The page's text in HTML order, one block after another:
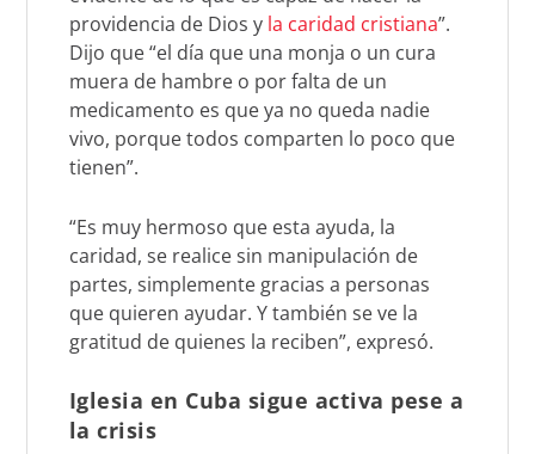
providencia de Dios y la caridad cristiana”.
Dijo que “el día que una monja o un cura
muera de hambre o por falta de un
medicamento es que ya no queda nadie
vivo, porque todos comparten lo poco que
tienen”.
“Es muy hermoso que esta ayuda, la
caridad, se realice sin manipulación de
partes, simplemente gracias a personas
que quieren ayudar. Y también se ve la
gratitud de quienes la reciben”, expresó.
Iglesia en Cuba sigue activa pese a
la crisis